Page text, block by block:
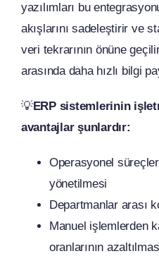
yazılımları bu
akışlarını sadeleştirir ve
veri tekrarının önüne
arasında daha hızlı bilgi
💡ERP sistemlerinin
avantajlar şunlardır:
Operasyonel
yönetilmesi
Departmanlar arası
Manuel işlemlerden
oranlarının